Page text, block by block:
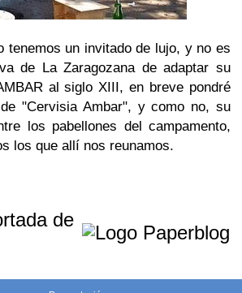
tenemos un invitado de lujo, y no es
de La Zaragozana de adaptar su
al siglo XIII, en breve pondré
"Cervisia Ambar", y como no, su
los pabellones del campamento,
los que allí nos reunamos.
de